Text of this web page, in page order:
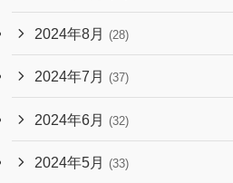
2024年8月 (28)
2024年7月 (37)
2024年6月 (32)
2024年5月 (33)